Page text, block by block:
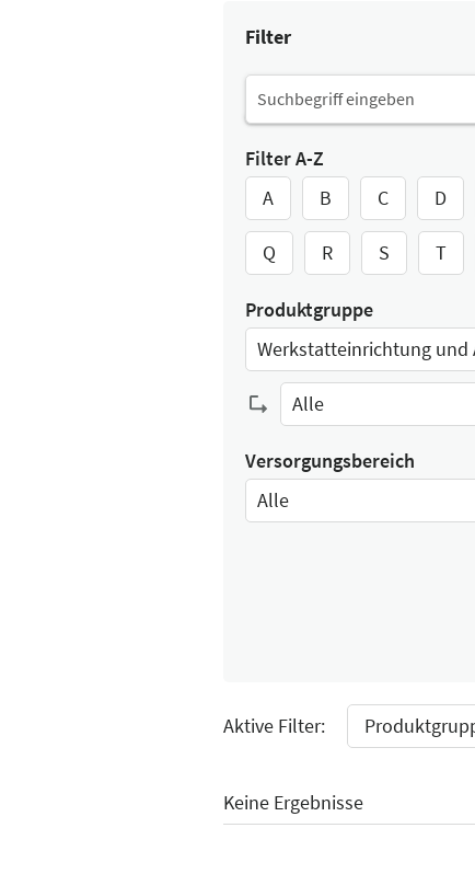
Filter
Filter A-Z
A
B C D
Q R S T
Produktgruppe
Select Input
Alle
Select Input
Versorgungsbereich
Alle
Aktive Filter:
Keine Ergebnisse